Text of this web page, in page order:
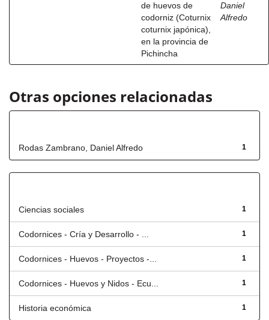
de huevos de
codorniz (Coturnix
coturnix japónica),
en la provincia de
Pichincha
Daniel
Alfredo
Otras opciones relacionadas
1
Rodas Zambrano, Daniel Alfredo
1
Ciencias sociales
1
Codornices - Cría y Desarrollo - ...
1
Codornices - Huevos - Proyectos -...
1
Codornices - Huevos y Nidos - Ecu...
1
Historia económica